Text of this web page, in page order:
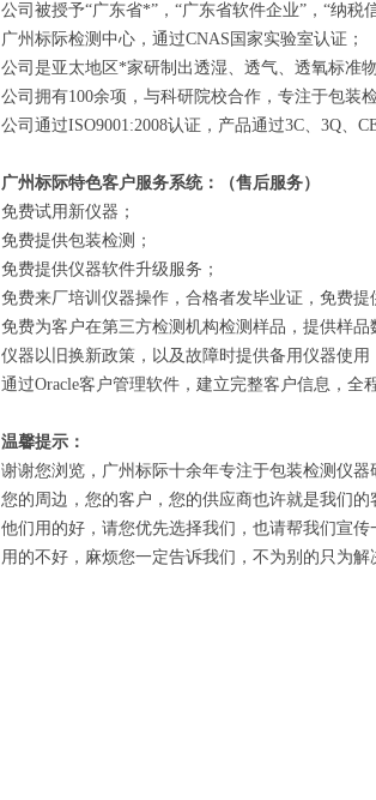
公司被授予“广东省*”，“广东省软件企业”，“纳税
广州标际检测中心，通过CNAS国家实验室认证；
公司是亚太地区*家研制出透湿、透气、透氧标准
公司拥有100余项，与科研院校合作，专注于包装
公司通过ISO9001:2008认证，产品通过3C、3Q、
广州标际特色客户服务系统：（售后服务）
免费试用新仪器；
免费提供包装检测；
免费提供仪器软件升级服务；
免费来厂培训仪器操作，合格者发毕业证，免费提
免费为客户在第三方检测机构检测样品，提供样品
仪器以旧换新政策，以及故障时提供备用仪器使用
通过Oracle客户管理软件，建立完整客户信息，全
温馨提示：
谢谢您浏览，广州标际十余年专注于包装检测仪器
您的周边，您的客户，您的供应商也许就是我们的
他们用的好，请您优先选择我们，也请帮我们宣传
用的不好，麻烦您一定告诉我们，不为别的只为解